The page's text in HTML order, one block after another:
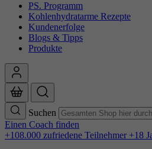
PS. Programm
Kohlenhydratarme Rezepte
Kundenerfolge
Blogs & Tipps
Produkte
Suchen
Einen Coach finden
+108.000 zufriedene Teilnehmer +18